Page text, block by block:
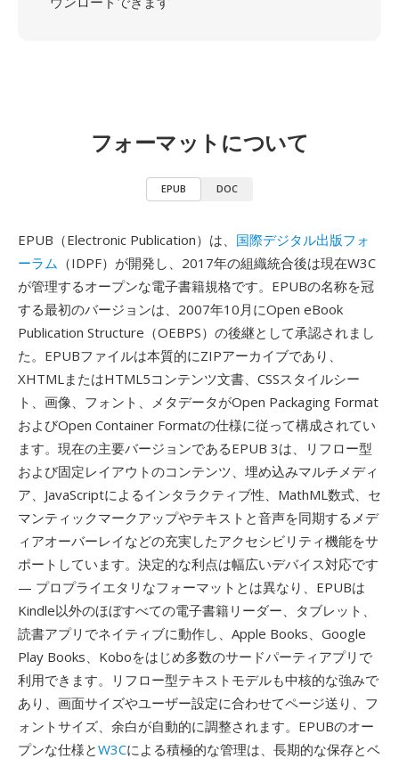
フォーマットについて
EPUB DOC
EPUB（Electronic Publication）は、 国際デジタル出版フォ
ーラム （IDPF）が開発し、2017年の組織統合後は現在W3C
が管理するオープンな電子書籍規格です。EPUBの名称を冠
する最初のバージョンは、2007年10月にOpen eBook
Publication Structure（OEBPS）の後継として承認されまし
た。EPUBファイルは本質的にZIPアーカイブであり、
XHTMLまたはHTML5コンテンツ文書、CSSスタイルシー
ト、画像、フォント、メタデータがOpen Packaging Format
およびOpen Container Formatの仕様に従って構成されてい
ます。現在の主要バージョンであるEPUB 3は、リフロー型
および固定レイアウトのコンテンツ、埋め込みマルチメディ
ア、JavaScriptによるインタラクティブ性、MathML数式、セ
マンティックマークアップやテキストと音声を同期するメデ
ィアオーバーレイなどの充実したアクセシビリティ機能をサ
ポートしています。決定的な利点は幅広いデバイス対応です
— プロプライエタリなフォーマットとは異なり、EPUBは
Kindle以外のほぼすべての電子書籍リーダー、タブレット、
読書アプリでネイティブに動作し、Apple Books、Google
Play Books、Koboをはじめ多数のサードパーティアプリで
利用できます。リフロー型テキストモデルも中核的な強みで
あり、画面サイズやユーザー設定に合わせてページ送り、フ
ォントサイズ、余白が自動的に調整されます。EPUBのオー
プンな仕様とW3Cによる積極的な管理は、長期的な保存とベ